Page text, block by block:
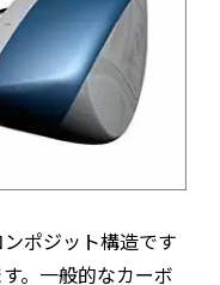
ポジット構造です
。一般的なカーボ